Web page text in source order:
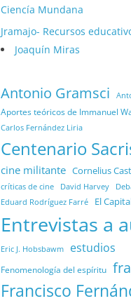
Ciencía Mundana
Jramajo- Recursos
Joaquín Miras
Antonio Gramsci
Aportes teóricos de Immanuel
Carlos Fernández Liria
Centenario
cine militante Cornelius
críticas de cine David Harvey
Eduard Rodríguez Farré El
Entrevistas a
Eric J. Hobsbawm estudios
Fenomenología del espíritu
Francisco